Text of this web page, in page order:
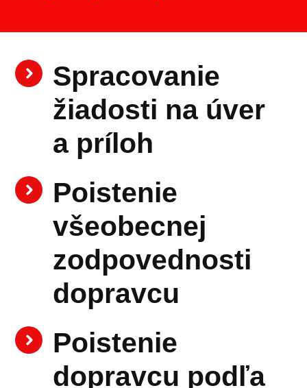
Spracovanie
žiadosti na úver
a príloh
Poistenie
všeobecnej
zodpovednosti
dopravcu
Poistenie
dopravcu podľa